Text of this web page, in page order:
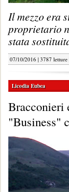
Il mezzo era
proprietario
stata
07/10/2016 | 3787 letture
Licodia Eubea
Bracconieri
"Business"